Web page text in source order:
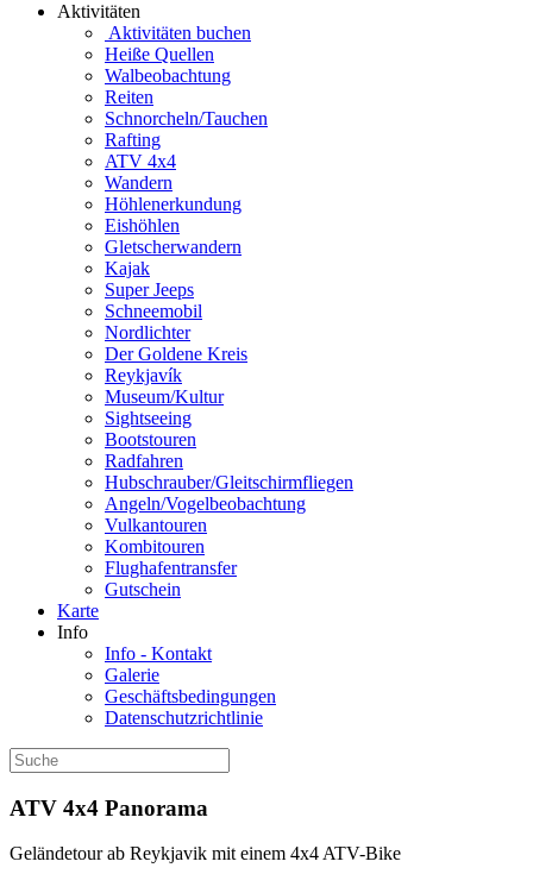
Aktivitäten
Aktivitäten buchen
Heiße Quellen
Walbeobachtung
Reiten
Schnorcheln/Tauchen
Rafting
ATV 4x4
Wandern
Höhlenerkundung
Eishöhlen
Gletscherwandern
Kajak
Super Jeeps
Schneemobil
Nordlichter
Der Goldene Kreis
Reykjavík
Museum/Kultur
Sightseeing
Bootstouren
Radfahren
Hubschrauber/Gleitschirmfliegen
Angeln/Vogelbeobachtung
Vulkantouren
Kombitouren
Flughafentransfer
Gutschein
Karte
Info
Info - Kontakt
Galerie
Geschäftsbedingungen
Datenschutzrichtlinie
ATV 4x4 Panorama
Geländetour ab Reykjavik mit einem 4x4 ATV-Bike